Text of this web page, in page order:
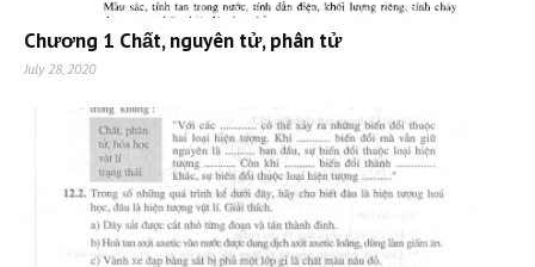
Chương 1 Chất, nguyên tử, phân tử
July 28, 2020